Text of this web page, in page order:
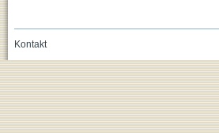
Kontakt